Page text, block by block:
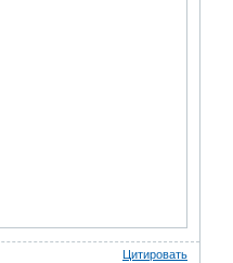
Цитировать